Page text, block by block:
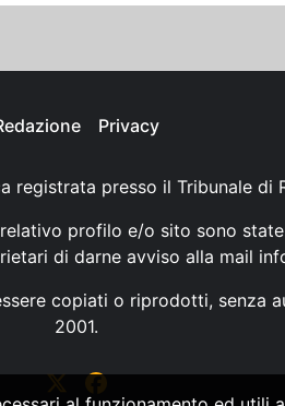
Privacy
registrata presso il Tribunale di
profilo e/o sito sono
di darne avviso alla mail
copiati o riprodotti, senza
2001.